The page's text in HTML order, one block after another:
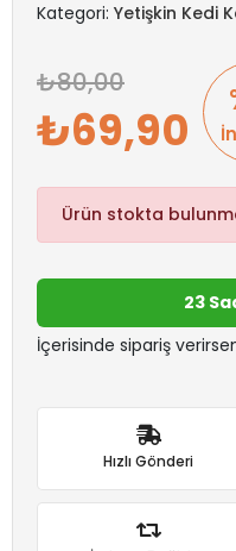
Kategori: Yetişkin Kedi
80,00
69,90
Ürün stokta
23
İçerisinde sipariş
Hızlı Gönderi